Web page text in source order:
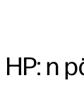
HP: n